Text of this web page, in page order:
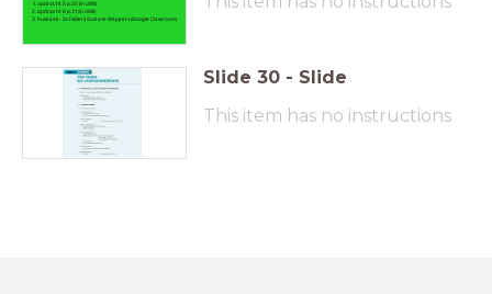
opdracht 5 p.30 (in LWB)
opdracht 6 p.31 (in LWB)
huistaak - Schilderij Gustave Wappers (Google Classroom)
Slide 30 - Slide
This item has no instructions